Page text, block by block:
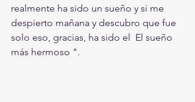
realmente ha sido un sueño y si me
despierto mañana y descubro que fue
solo eso, gracias, ha sido el  El sueño
más hermoso ".